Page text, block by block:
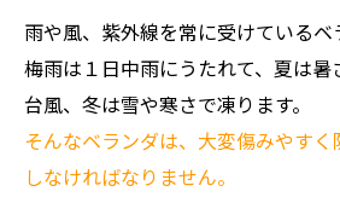
雨や風、紫外線を常に受けているベ
梅雨は１日中雨にうたれて、夏は
台風、冬は雪や寒さで凍ります。
そんなベランダは、大変傷みやすく
しなければなりません。